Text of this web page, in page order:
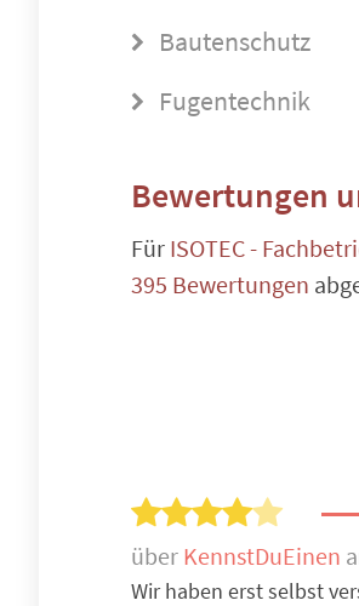
Bautenschutz
Fugentechnik
Bewertungen
Für ISOTEC -
395 Bewertungen
über KennstDuEinen
Wir haben erst selbst